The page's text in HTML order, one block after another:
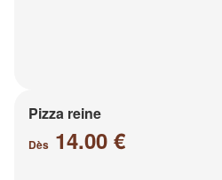
Pizza reine
Dès 14.00 €